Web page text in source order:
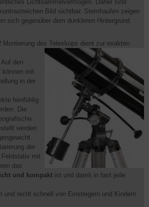
Lichtsammelvermögen. Daher sind
Bild sichtbar. Sternhaufen zeigen
sich gegenüber dem dunkleren Hintergrund
Montierung des Teleskops dient zur exakten
den
können mit
in der
feinfühlig
Die
werden.
der
mit
das
und kompakt ist und damit in fast jede
und recht schnell von Einsteigern und Kindern